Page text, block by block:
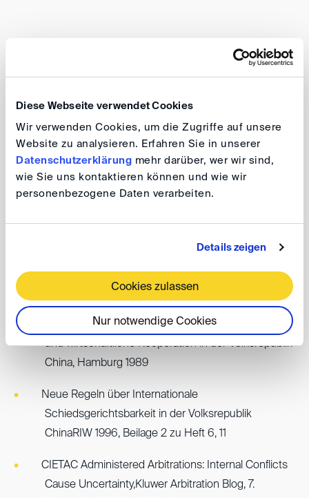
Diese Webseite verwendet Cookies
Wir verwenden Cookies, um die Zugriffe auf unsere
Website zu analysieren. Erfahren Sie in unserer
Datenschutzerklärung mehr darüber, wer wir sind,
wie Sie uns kontaktieren können und wie wir
personenbezogene Daten verarbeiten.
Details zeigen
Cookies zulassen
Nur notwendige Cookies
Trade Arbitration Commission (CIETAC) und der
Shanghai International Economic and Trade Arbitration
Commission (SHIAC). Verfahrensgegenstand: Vertrags-
und handelsrechtliche Streitigkeiten zwischen
Zahlreiche Publikationen zu chinesischem
Wirtschaftsrecht, u.a.: Rechtsgrundlagen für Handel
und wirtschaftliche Kooperation in der Volksrepublik
China, Hamburg 1989
Neue Regeln über Internationale
Schiedsgerichtsbarkeit in der Volksrepublik
ChinaRIW 1996, Beilage 2 zu Heft 6, 11
CIETAC Administered Arbitrations: Internal Conflicts
Cause Uncertainty,Kluwer Arbitration Blog, 7.